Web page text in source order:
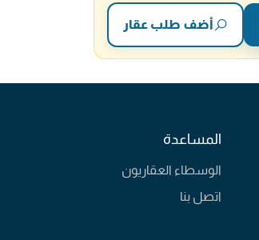
أضف طلب عقار
المساعدة
الوسطاء العقاريون
اتصل بنا